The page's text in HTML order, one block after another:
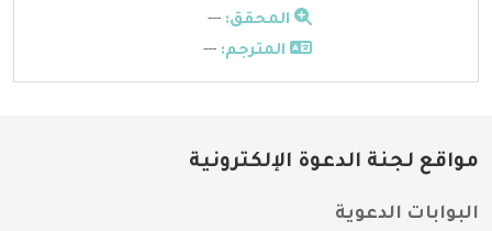
المحقق: ---
المترجم: ---
مواقع لجنة الدعوة الإلكترونية
البوابات الدعوية